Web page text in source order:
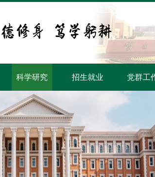
科学研究 招生就业 党群工